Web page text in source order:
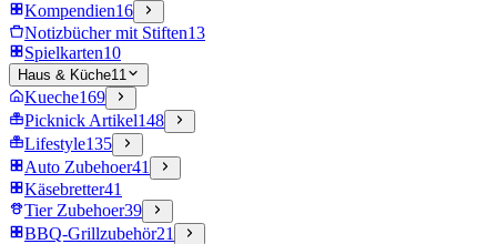
Kompendien16
Notizbücher mit Stiften13
Spielkarten10
Haus & Küche11
Kueche169
Picknick Artikel148
Lifestyle135
Auto Zubehoer41
Käsebretter41
Tier Zubehoer39
BBQ-Grillzubehör21